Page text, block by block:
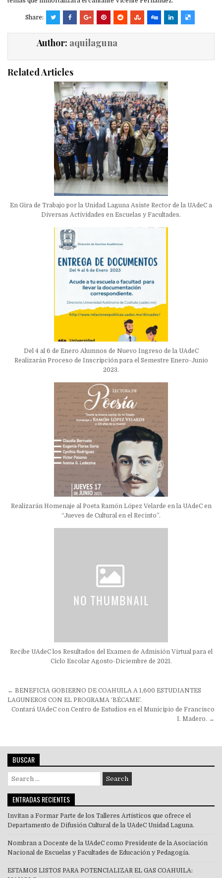
Share:
Author: aquilaguna
Related Articles
En Gira de Trabajo por la Unidad Laguna Asiste Rector de la UAdeC a
Diversas Actividades en Escuelas y Facultades.
Del 4 al 6 de Enero Alumnos de Nuevo Ingreso de la UAdeC
Realizarán Proceso de Inscripción para el Semestre Enero-Junio
2023.
Realizarán Homenaje al Poeta Ramón López Velarde en la UAdeC en
“Jueves de Cultural en el Recinto”.
Recibe UAdeC los Resultados del Examen de Admisión Virtual para el
Ciclo Escolar Agosto-Diciembre de 2021.
Navegación
de
entradas
← BENEFICIA GOBIERNO DE COAHUILA A 1,600 ESTUDIANTES
LAGUNEROS CON EL PROGRAMA ‘BÉCAME’.
Contará UAdeC con Centro de Estudios en el Municipio de Francisco
I. Madero. →
BUSCAR
Search
for:
ENTRADAS RECIENTES
Invitan a Formar Parte de los Talleres Artísticos que ofrece el
Departamento de Difusión Cultural de la UAdeC Unidad Laguna.
Nombran a Docente de la UAdeC como Presidente de la Asociación
Nacional de Escuelas y Facultades de Educación y Pedagogía.
ESTAMOS LISTOS PARA POTENCIALIZAR EL GAS COAHUILA: